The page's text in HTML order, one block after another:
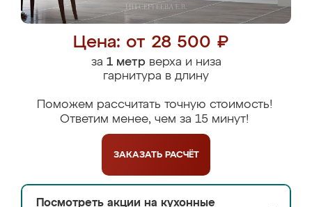
Цена: от 28 500 ₽
за 1 метрверха и низа
гарнитура в длину
Поможем рассчитать точную стоимость!
Ответим менее, чем за 15 минут!
ЗАКАЗАТЬ РАСЧЁТ
Посмотреть акции на кухонные